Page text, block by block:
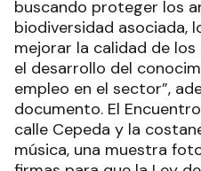
buscando proteger los
biodiversidad asociada,
mejorar la calidad de
el desarrollo del
empleo en el sector”,
documento. El
calle Cepeda y la
música, una muestra